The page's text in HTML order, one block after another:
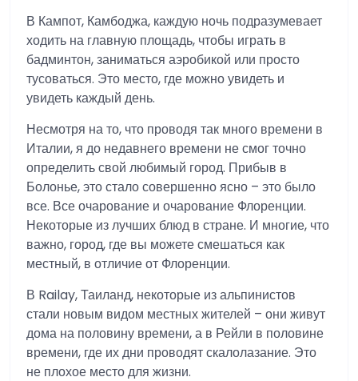
В Кампот, Камбоджа, каждую ночь подразумевает
ходить на главную площадь, чтобы играть в
бадминтон, заниматься аэробикой или просто
тусоваться. Это место, где можно увидеть и
увидеть каждый день.
Несмотря на то, что проводя так много времени в
Италии, я до недавнего времени не смог точно
определить свой любимый город. Прибыв в
Болонье, это стало совершенно ясно – это было
все. Все очарование и очарование Флоренции.
Некоторые из лучших блюд в стране. И многие, что
важно, город, где вы можете смешаться как
местный, в отличие от Флоренции.
В Railay, Таиланд, некоторые из альпинистов
стали новым видом местных жителей – они живут
дома на половину времени, а в Рейли в половине
времени, где их дни проводят скалолазание. Это
не плохое место для жизни.